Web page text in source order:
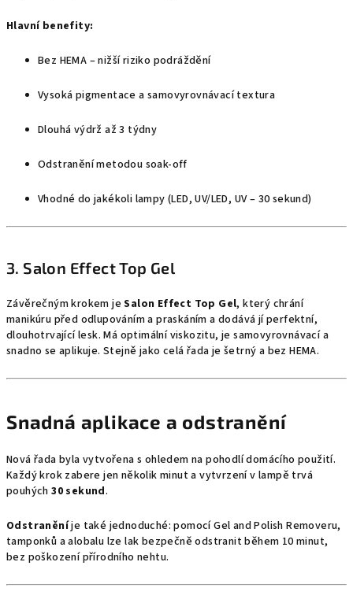
Hlavní benefity:
Bez HEMA – nižší riziko podráždění
Vysoká pigmentace a samovyrovnávací textura
Dlouhá výdrž až 3 týdny
Odstranění metodou soak-off
Vhodné do jakékoli lampy (LED, UV/LED, UV – 30 sekund)
3. Salon Effect Top Gel
Závěrečným krokem jeSalon Effect Top Gel, který chrání
manikúru před odlupováním a praskáním a dodává jí perfektní,
dlouhotrvající lesk. Má optimální viskozitu, je samovyrovnávací a
snadno se aplikuje. Stejně jako celá řada je šetrný a bez HEMA.
Snadná aplikace a odstranění
Nová řada byla vytvořena s ohledem na pohodlí domácího použití.
Každý krok zabere jen několik minut a vytvrzení v lampě trvá
pouhých30 sekund.
Odstraněníje také jednoduché: pomocí Gel and Polish Removeru,
tamponků a alobalu lze lak bezpečně odstranit během 10 minut,
bez poškození přírodního nehtu.